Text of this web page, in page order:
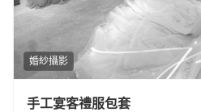
婚紗攝影
手工宴客禮服包套